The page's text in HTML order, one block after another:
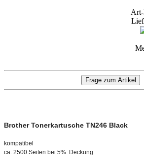
BrotherTonerkartusche TN246 Black
kompatibel
ca. 2500 Seiten bei 5% Deckung